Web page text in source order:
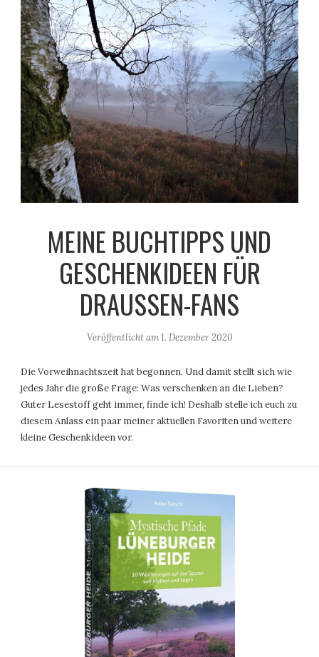
MEINE BUCHTIPPS UND
GESCHENKIDEEN FÜR
DRAUSSEN-FANS
Veröffentlicht am 1. Dezember 2020
Die Vorweihnachtszeit hat begonnen. Und damit stellt sich wie
jedes Jahr die große Frage: Was verschenken an die Lieben?
Guter Lesestoff geht immer, finde ich! Deshalb stelle ich euch zu
diesem Anlass ein paar meiner aktuellen Favoriten und weitere
kleine Geschenkideen vor.